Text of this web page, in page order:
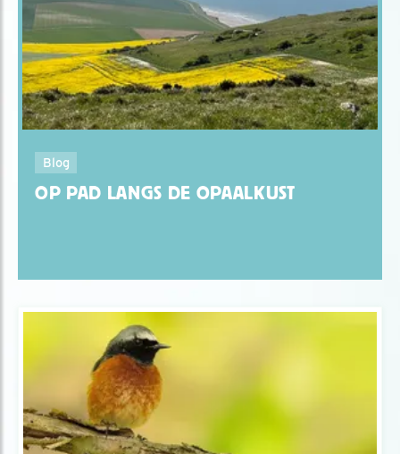
Blog
OP PAD LANGS DE OPAALKUST